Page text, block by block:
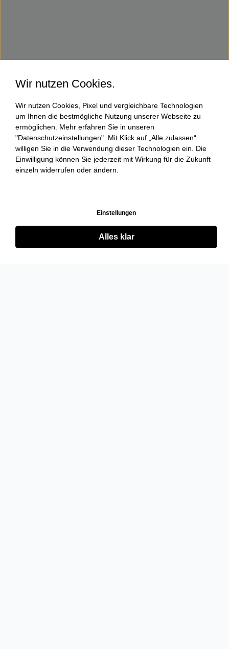
Wir nutzen Cookies.
Wir nutzen Cookies, Pixel und vergleichbare Technologien
um Ihnen die bestmögliche Nutzung unserer Webseite zu
ermöglichen. Mehr erfahren Sie in unseren
"Datenschutzeinstellungen". Mit Klick auf „Alle zulassen“
willigen Sie in die Verwendung dieser Technologien ein. Die
Einwilligung können Sie jederzeit mit Wirkung für die Zukunft
einzeln widerrufen oder ändern.
Einstellungen
Alles klar